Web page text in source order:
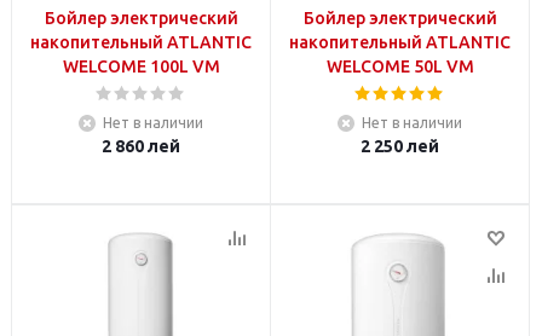
Бойлер электрический
накопительный ATLANTIC
WELCOME 100L VM
Нет в наличии
2 860лей
Бойлер электрический
накопительный ATLANTIC
WELCOME 50L VM
Нет в наличии
2 250лей